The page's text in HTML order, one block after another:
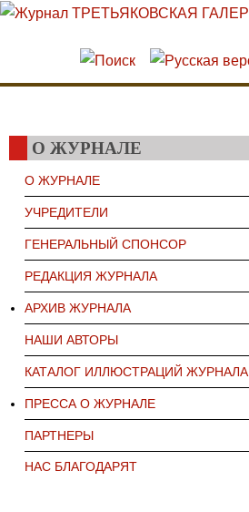
Перейти к основному содержанию
Skip to search
О ЖУРНАЛЕ
О ЖУРНАЛЕ
УЧРЕДИТЕЛИ
ГЕНЕРАЛЬНЫЙ СПОНСОР
РЕДАКЦИЯ ЖУРНАЛА
АРХИВ ЖУРНАЛА
НАШИ АВТОРЫ
КАТАЛОГ ИЛЛЮСТРАЦИЙ ЖУРНАЛА
ПРЕССА О ЖУРНАЛЕ
ПАРТНЕРЫ
НАС БЛАГОДАРЯТ